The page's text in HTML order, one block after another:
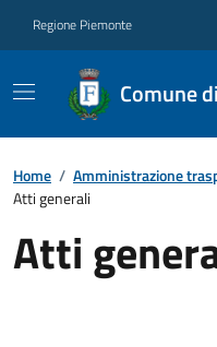
Regione Piemonte
Comune
Home / Amministrazione
Atti generali
Atti